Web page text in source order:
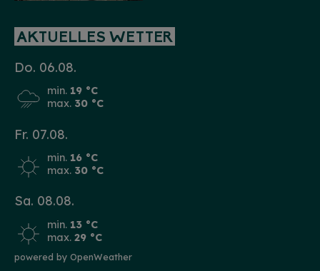
AKTUELLES WETTER
Do. 06.08.
min. 19 °C
max. 30 °C
Fr. 07.08.
min. 16 °C
max. 30 °C
Sa. 08.08.
min. 13 °C
max. 29 °C
powered by OpenWeather